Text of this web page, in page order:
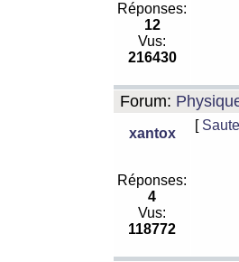
Réponses:
12
Vus:
216430
Forum:
xantox
[
Réponses:
4
Vus:
118772